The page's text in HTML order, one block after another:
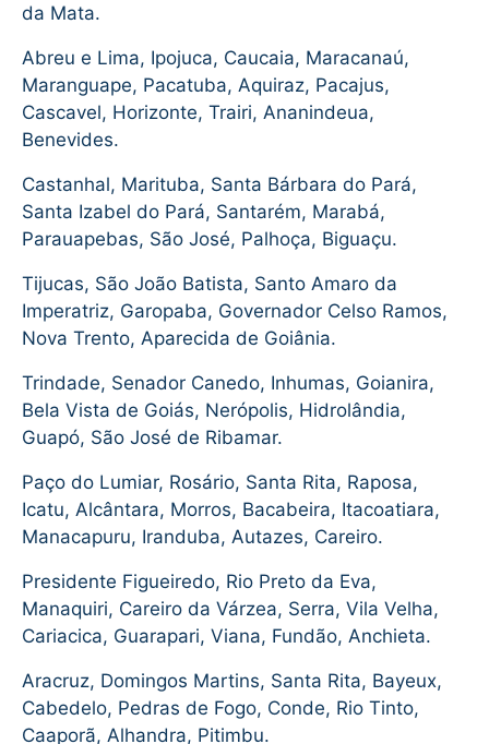
da Mata.
Abreu e Lima, Ipojuca, Caucaia, Maracanaú,
Maranguape, Pacatuba, Aquiraz, Pacajus,
Cascavel, Horizonte, Trairi, Ananindeua,
Benevides.
Castanhal, Marituba, Santa Bárbara do Pará,
Santa Izabel do Pará, Santarém, Marabá,
Parauapebas, São José, Palhoça, Biguaçu.
Tijucas, São João Batista, Santo Amaro da
Imperatriz, Garopaba, Governador Celso Ramos,
Nova Trento, Aparecida de Goiânia.
Trindade, Senador Canedo, Inhumas, Goianira,
Bela Vista de Goiás, Nerópolis, Hidrolândia,
Guapó, São José de Ribamar.
Paço do Lumiar, Rosário, Santa Rita, Raposa,
Icatu, Alcântara, Morros, Bacabeira, Itacoatiara,
Manacapuru, Iranduba, Autazes, Careiro.
Presidente Figueiredo, Rio Preto da Eva,
Manaquiri, Careiro da Várzea, Serra, Vila Velha,
Cariacica, Guarapari, Viana, Fundão, Anchieta.
Aracruz, Domingos Martins, Santa Rita, Bayeux,
Cabedelo, Pedras de Fogo, Conde, Rio Tinto,
Caaporã, Alhandra, Pitimbu.